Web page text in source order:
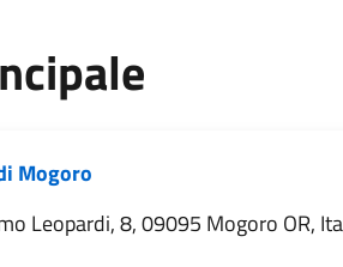
Mogoro
Leopardi, 8, 09095 Mogoro OR,